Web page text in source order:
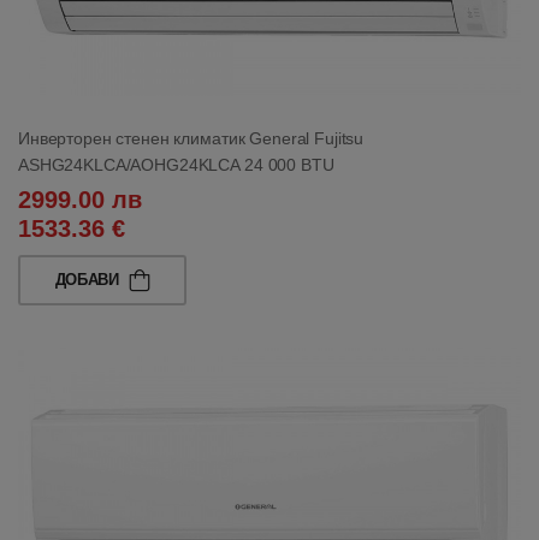
Инверторен стенен климатик General Fujitsu
ASHG24KLCA/AOHG24KLCA 24 000 BTU
2999.00 лв
1533.36 €
ДОБАВИ